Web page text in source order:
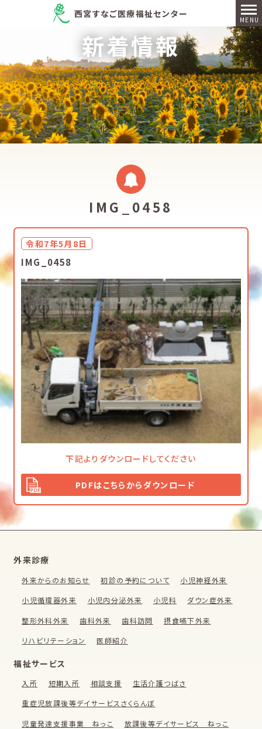
西宮すなご医療福祉センター
新着情報
IMG_0458
令和7年5月8日
IMG_0458
下記よりダウンロードしてください
PDFはこちらからダウンロード
外来診療
外来からのお知らせ 初診の予約について 小児神経外来
小児循環器外来 小児内分泌外来 小児科 ダウン症外来
整形外科外来 歯科外来 歯科訪問 摂食嚥下外来
リハビリテーション 医師紹介
福祉サービス
入所 短期入所 相談支援 生活介護つばさ
重症児放課後等デイサービスさくらんぼ
児童発達支援事業 ねっこ 放課後等デイサービス ねっこ